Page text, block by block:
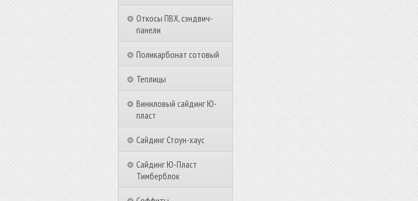
Откосы ПВХ, сэндвич-
панели
Поликарбонат сотовый
Теплицы
Виниловый сайдинг Ю-
пласт
Сайдинг Стоун-хаус
Сайдинг Ю-Пласт
Тимберблок